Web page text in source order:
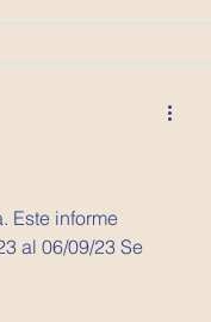
Este informe
06/09/23 Se